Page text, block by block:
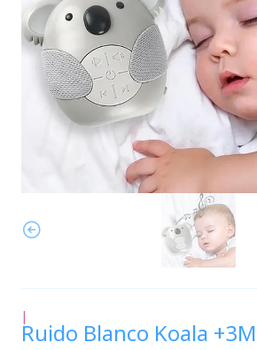
|
Ruido Blanco Koala +3M